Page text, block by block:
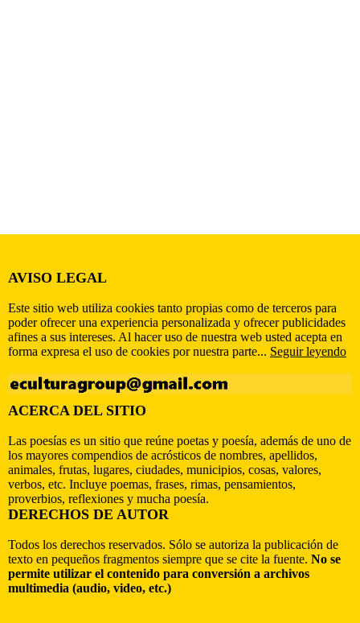
AVISO LEGAL
Este sitio web utiliza cookies tanto propias como de terceros para
poder ofrecer una experiencia personalizada y ofrecer publicidades
afines a sus intereses. Al hacer uso de nuestra web usted acepta en
forma expresa el uso de cookies por nuestra parte... Seguir leyendo
ACERCA DEL SITIO
Las poesías es un sitio que reúne poetas y poesía, además de uno de
los mayores compendios de acrósticos de nombres, apellidos,
animales, frutas, lugares, ciudades, municipios, cosas, valores,
verbos, etc. Incluye poemas, frases, rimas, pensamientos,
proverbios, reflexiones y mucha poesía.
DERECHOS DE AUTOR
Todos los derechos reservados. Sólo se autoriza la publicación de
texto en pequeños fragmentos siempre que se cite la fuente. No se
permite utilizar el contenido para conversión a archivos
multimedia (audio, video, etc.)